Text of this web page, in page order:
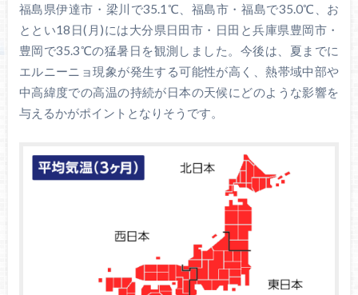
福島県伊達市・梁川で35.1℃、福島市・福島で35.0℃、お
ととい18日(月)には大分県日田市・日田と兵庫県豊岡市・
豊岡で35.3℃の猛暑日を観測しました。今後は、夏までに
エルニーニョ現象が発生する可能性が高く、熱帯域中部や
中高緯度での高温の持続が日本の天候にどのような影響を
与えるかがポイントとなりそうです。